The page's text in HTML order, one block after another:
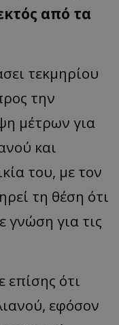
από τα
τεκμηρίου
την
μέτρων για
και
του, με τον
τη θέση ότι
γνώση για τις
επίσης ότι
εφόσον